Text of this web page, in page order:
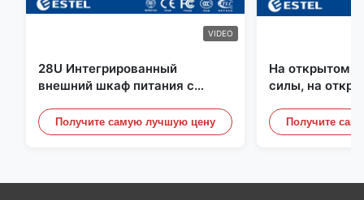
VIDEO
28U Интегрированный
внешний шкаф питания с
Получите самую лучшую цену
На открытом
силы, на
датчиком
двери
Получите